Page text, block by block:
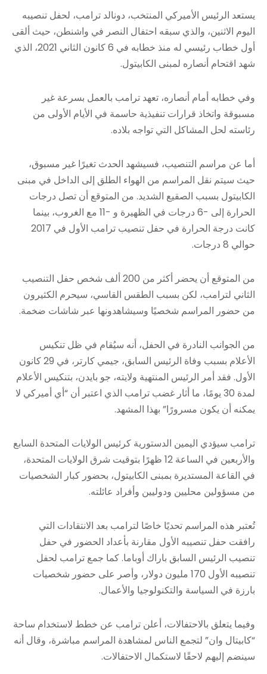
يستعد الرئيس الأميركي المنتخب، دونالد ترامب، لحفل تنصيبه
اليوم الاثنين، والذي سبقه احتفال النصر في واشنطن، حيث ألقى
أول خطاب رئيسي له منذ خطابه في 6 كانون الثاني 2021، الذي
شهد اقتحام أنصاره لمبنى الكابيتول.
وفي خطابه أمام أنصاره، تعهد ترامب بالعمل بسرعة غير
مسبوقة واتخاذ قرارات تنفيذية حاسمة في الأيام الأولى من
رئاسته لحل المشاكل التي تواجه بلاده.
أما عن مراسم التنصيب، فسيشهد الحدث تغيرًا غير مسبوق،
حيث سيتم نقل المراسم من الهواء الطلق إلى الداخل في مبنى
الكابيتول بسبب الصقيع الشديد. من المتوقع أن تصل درجات
الحرارة إلى -6 درجات في الظهيرة و -11 مع الغروب، بينما
كانت درجة الحرارة في حفل تنصيب ترامب الأول في 2017
حوالي 8 درجات.
من المتوقع أن يحضر أكثر من 200 ألف شخص حفل التنصيب
الثاني لترامب، لكن بسبب الطقس القاسي، سيحرم الكثيرون
من حضور المراسم شخصيًا وسيشاهدونها عبر شاشات ضخمة.
من الجوانب النادرة في الحفل، أنه سيُقام في ظل تنكيس
الأعلام بسبب وفاة الرئيس السابق، جيمي كارتر، في 29 كانون
الأول. فقد أمر الرئيس المنتهية ولايته، جو بايدن، بتنكيس الأعلام
لمدة 30 يومًا، ما أثار غضب ترامب الذي اعتبر أن “أي أميركي لا
يمكنه أن يكون مسرورًا” بهذا المشهد.
ترامب سيؤدي اليمين الدستورية كرئيس الولايات المتحدة السابع
والأربعين في الساعة 12 ظهرًا بتوقيت شرق الولايات المتحدة،
في القاعة المستديرة بمبنى الكابيتول، بحضور كبار الشخصيات
من مسؤولين محليين ودوليين وأفراد عائلته.
تُعتبر هذه المراسم تحديًا خاصًا لترامب بعد الانتقادات التي
رافقت حفل تنصيبه الأول مقارنة بأعداد الحضور في حفل
تنصيب الرئيس السابق باراك أوباما. كما جمع ترامب لحفل
تنصيبه الأول 170 مليون دولار، وأصر على حضور شخصيات
بارزة في السياسة والتكنولوجيا والأعمال.
وفيما يتعلق بالاحتفالات، أعلن ترامب عن خطط لاستخدام ساحة
“كابيتال وان” لتجمع الناس لمشاهدة المراسم مباشرة، وقال أنه
سينضم إليهم لاحقًا لاستكمال الاحتفالات.